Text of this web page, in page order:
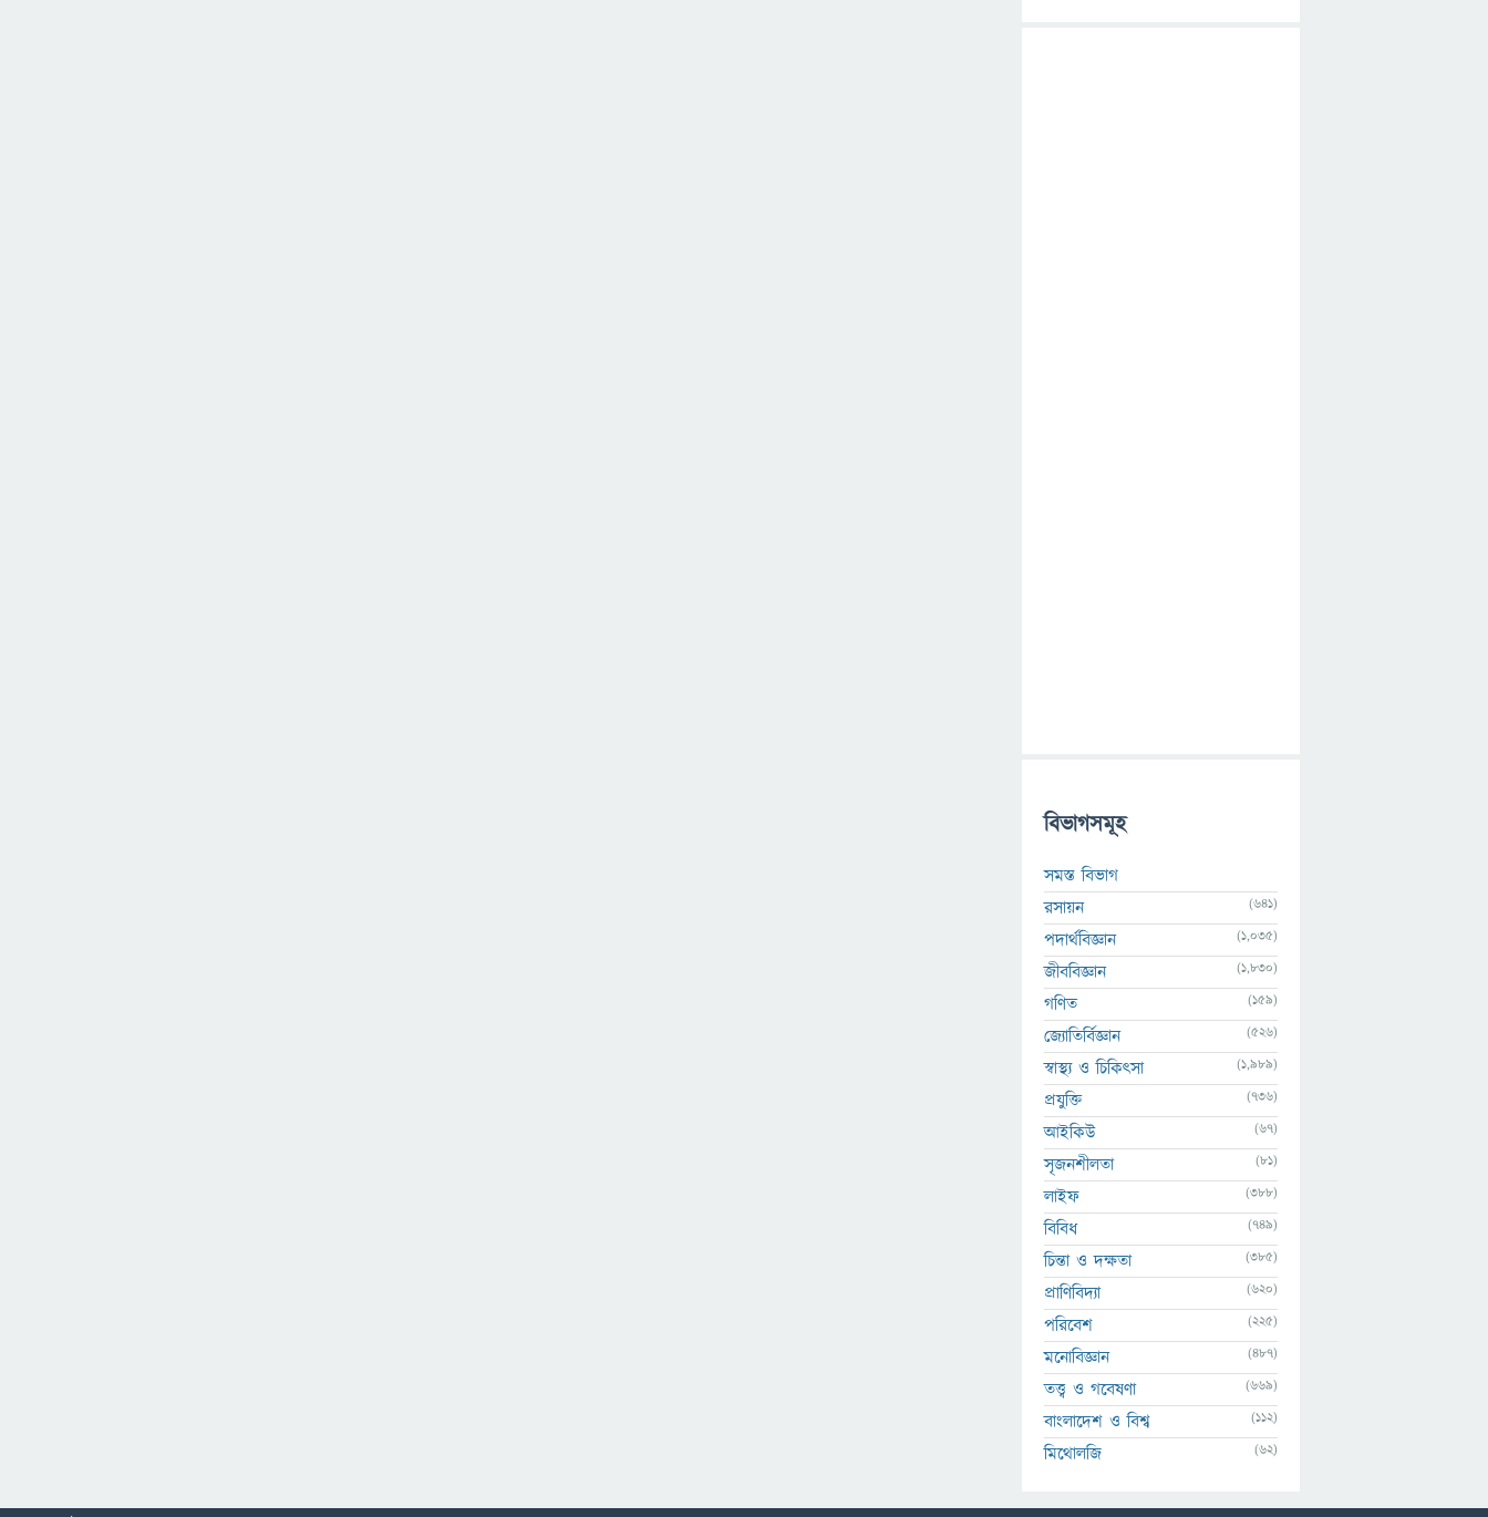
বিভাগসমূহ
সমস্ত বিভাগ
রসায়ন
(641)
পদার্থবিজ্ঞান (1,035)
জীববিজ্ঞান (1,830)
গণিত (159)
জ্যোতির্বিজ্ঞান (526)
স্বাস্থ্য ও চিকিৎসা (1,989)
প্রযুক্তি (736)
আইকিউ (67)
সৃজনশীলতা (81)
লাইফ (388)
বিবিধ (749)
চিন্তা ও দক্ষতা (385)
প্রাণিবিদ্যা (620)
পরিবেশ (225)
মনোবিজ্ঞান (487)
তত্ত্ব ও গবেষণা (669)
বাংলাদেশ ও বিশ্ব (112)
মিথোলজি (62)